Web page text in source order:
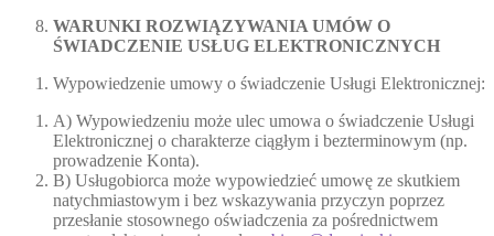
WARUNKI ROZWIĄZYWANIA UMÓW O
ŚWIADCZENIE USŁUG ELEKTRONICZNYCH
Wypowiedzenie umowy o świadczenie Usługi Elektronicznej:
A) Wypowiedzeniu może ulec umowa o świadczenie Usługi
Elektronicznej o charakterze ciągłym i bezterminowym (np.
prowadzenie Konta).
B) Usługobiorca może wypowiedzieć umowę ze skutkiem
natychmiastowym i bez wskazywania przyczyn poprzez
przesłanie stosownego oświadczenia za pośrednictwem